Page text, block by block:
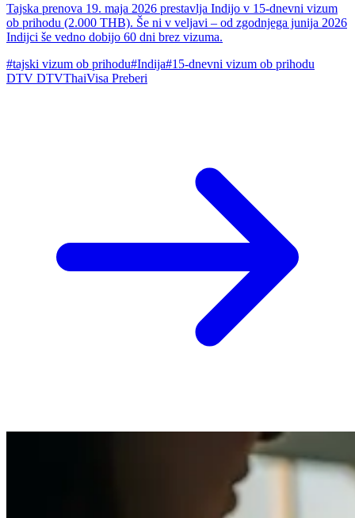
Tajska prenova 19. maja 2026 prestavlja Indijo v 15-dnevni vizum
ob prihodu (2.000 THB). Še ni v veljavi – od zgodnjega junija 2026
Indijci še vedno dobijo 60 dni brez vizuma.
#tajski vizum ob prihodu#Indija#15-dnevni vizum ob prihodu
DTV DTVThaiVisa Preberi